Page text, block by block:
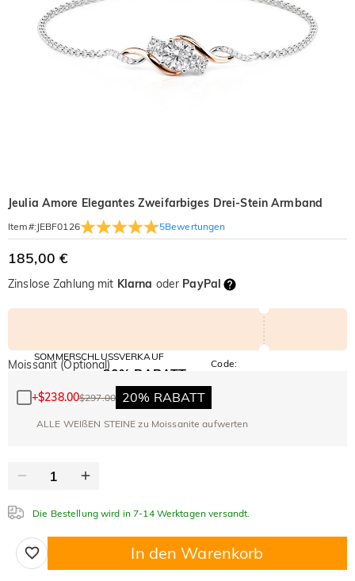
Jeulia Amore Elegantes Zweifarbiges Drei-Stein Armband
Item#: JEBF0126 5Bewertungen
185,00 €
Zinslose Zahlung mit Klarna oder PayPal
SOMMERSCHLUSSVERKAUF
AUF ALLES
30% RABATT
AUF DEN 2.
ARTIKEL
Code:
Kopieren
Moissanit (Optional)
+$238.00$297.00 20% RABATT
ALLE WEIßEN STEINE zu Moissanite aufwerten
Die Bestellung wird in 7-14 Werktagen versandt.
In den Warenkorb